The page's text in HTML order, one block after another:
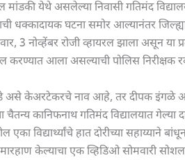
मांडकी येथे असलेल्या निवासी गतिमंद
धक्कादायक घटना समोर आल्यानंतर
3 नोव्हेंबर रोजी व्हायरल झाला असून या
आला असल्याची पोलिस निरीक्षक
असे केअरटेकरचे नाव आहे, तर दीपक इंगळे
चैतन्य कानिफनाथ गतिमंद विद्यालयात गेल्या
एका विद्यार्थ्यांचे हात दोरीच्या सहाय्याने
केल्याचा एक व्हिडिओ सोमवारी सोशल